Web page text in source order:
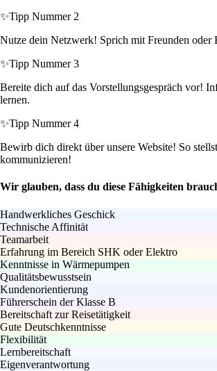
✨Tipp Nummer 2
Nutze dein Netzwerk! Sprich mit Freunden oder
✨Tipp Nummer 3
Bereite dich auf das Vorstellungsgespräch vor!
lernen.
✨Tipp Nummer 4
Bewirb dich direkt über unsere Website! So
kommunizieren!
Wir glauben, dass du diese Fähigkeiten
Handwerkliches Geschick
Technische Affinität
Teamarbeit
Erfahrung im Bereich SHK oder Elektro
Kenntnisse in Wärmepumpen
Qualitätsbewusstsein
Kundenorientierung
Führerschein der Klasse B
Bereitschaft zur Reisetätigkeit
Gute Deutschkenntnisse
Flexibilität
Lernbereitschaft
Eigenverantwortung